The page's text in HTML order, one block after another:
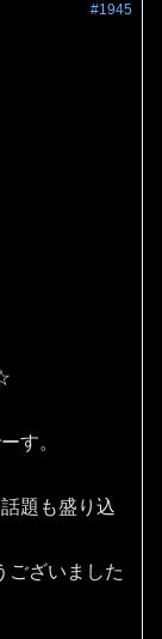
#1945
す。
題も盛り込
ございました